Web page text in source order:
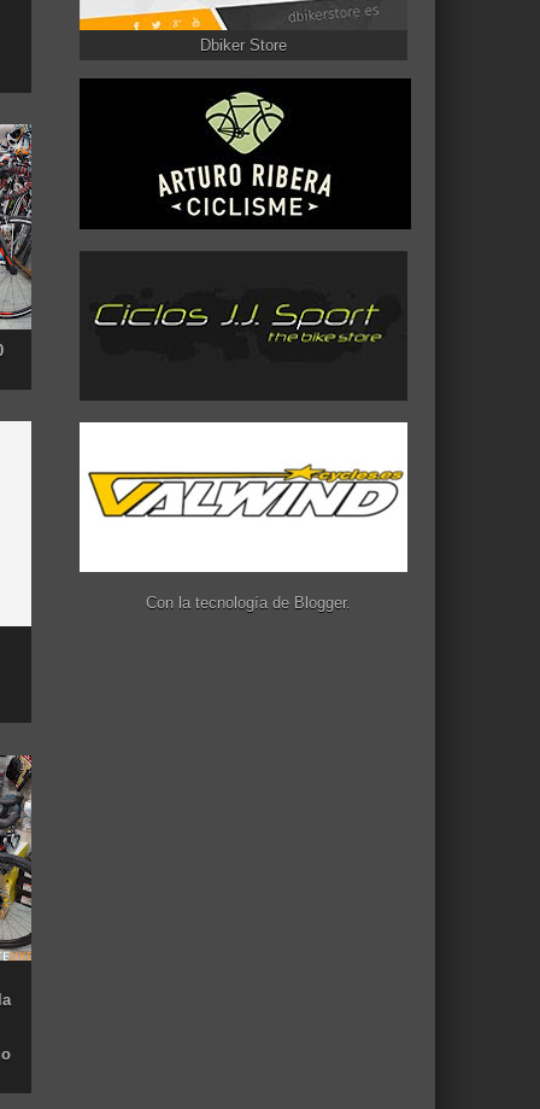
Dbiker Store
Con la tecnología de Blogger.